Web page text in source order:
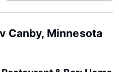
Canby, Minnesota